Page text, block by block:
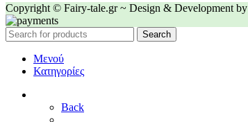
Copyright © Fairy-tale.gr ~ Design & Development by
Search
Μενού
Κατηγορίες
Back